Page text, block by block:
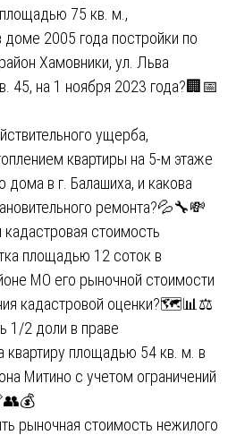
75 кв. м.,
2005 года постройки по
Хамовники, ул. Льва
45, на 1 ноября 2023 года?🏢📅
ущерба,
квартиры на 5-м этаже
дома в г. Балашиха, и какова
ремонта?💦🔧💸
кадастровая стоимость
площадью 12 соток в
МО его рыночной стоимости
кадастровой оценки?🗺️📊⚖️
1/2 доли в праве
квартиру площадью 54 кв. м. в
Митино с учетом ограничений
рыночная стоимость нежилого